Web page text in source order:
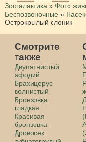
Зоогалактика » Фото
Беспозвоночные »
Острокрылый слоник
Смотрите
также
Двупятнистый
афодий
Брахицерус
волнистый
Бронзовка
гладкая
Красивая
бронзовка
Дровосек